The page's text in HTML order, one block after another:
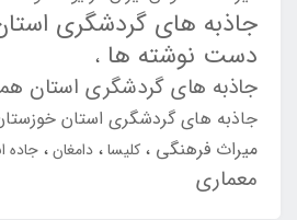
جاذبه های گردشگری
دست نوشته ها
جاذبه های گردشگری استان
جاذبه های گردشگری استان
میراث فرهنگی کلیسا دامغان جاده
معماری